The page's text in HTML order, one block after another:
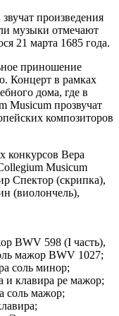
произведения
музыки отмечают
21 марта 1685 года.
приношение
Концерт в рамках
дома, где в
Musicum прозвучат
композиторов
конкурсов Вера
Musicum
Спектор (скрипка),
(виолончель),
BWV 598 (I часть),
мажор BWV 1027;
соль минор;
и клавира ре мажор;
соль мажор;